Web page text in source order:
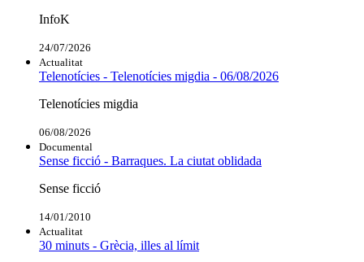
InfoK
24/07/2026
Actualitat
Telenotícies - Telenotícies migdia - 06/08/2026
Telenotícies migdia
06/08/2026
Documental
Sense ficció - Barraques. La ciutat oblidada
Sense ficció
14/01/2010
Actualitat
30 minuts - Grècia, illes al límit